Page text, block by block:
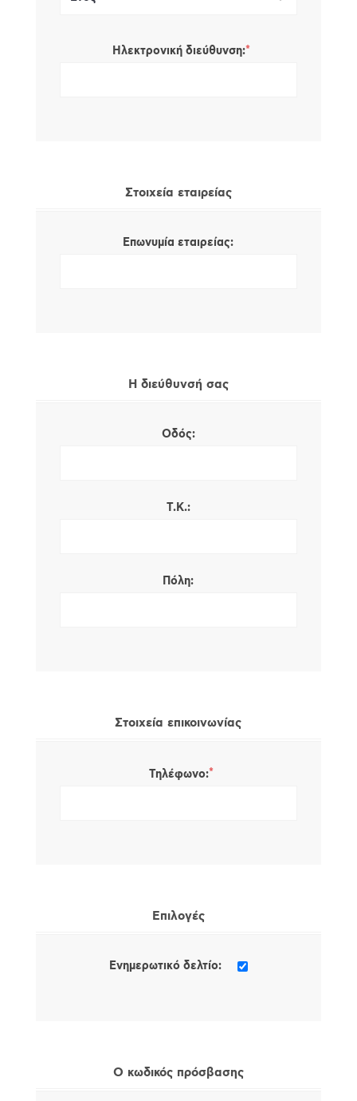
Ηλεκτρονική διεύθυνση:*
Στοιχεία εταιρείας
Επωνυμία εταιρείας:
Η διεύθυνσή σας
Οδός:
Τ.Κ.:
Πόλη:
Στοιχεία επικοινωνίας
Τηλέφωνο:*
Επιλογές
Ενημερωτικό δελτίο:
Ο κωδικός πρόσβασης